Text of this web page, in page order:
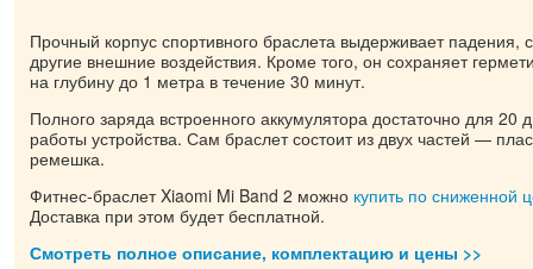
Прочный корпус спортивного браслета выдерживает падения,
другие внешние воздействия. Кроме того, он сохраняет
на глубину до 1 метра в течение 30 минут.
Полного заряда встроенного аккумулятора достаточно для 20
работы устройства. Сам браслет состоит из двух частей —
ремешка.
Фитнес-браслет Xiaomi Mi Band 2 можно купить по сниженной
Доставка при этом будет бесплатной.
Смотреть полное описание, комплектацию и цены >>